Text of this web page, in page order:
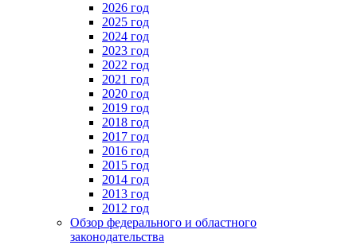
2026 год
2025 год
2024 год
2023 год
2022 год
2021 год
2020 год
2019 год
2018 год
2017 год
2016 год
2015 год
2014 год
2013 год
2012 год
Обзор федерального и областного
законодательства